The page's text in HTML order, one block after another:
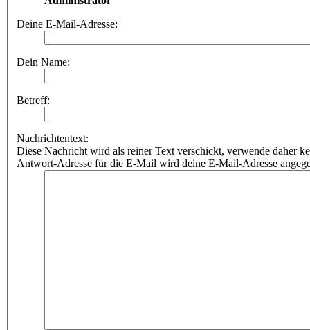
Deine E-Mail-Adresse:
Dein Name:
Betreff:
Nachrichtentext:
Diese Nachricht wird als reiner Text verschickt, verwende daher
Antwort-Adresse für die E-Mail wird deine E-Mail-Adresse